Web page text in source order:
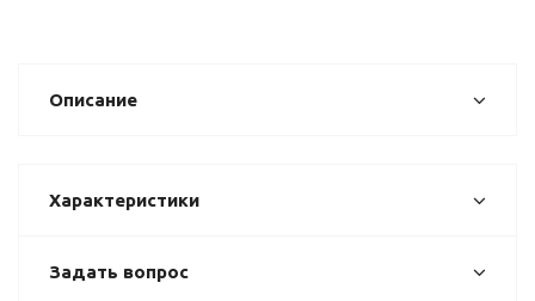
Описание
Характеристики
Задать вопрос